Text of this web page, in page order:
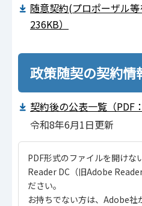
随意契約(プロポーザル
236KB）
政策随契の契約情
契約後の公表⼀覧（PDF
令和8年6月1日更新
PDF形式のファイルを開け
Reader DC（旧Adobe
ださい。
お持ちでない方は、Adobe社